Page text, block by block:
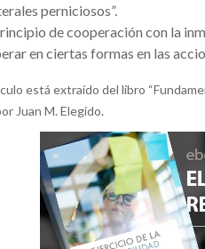
perniciosos”.
de cooperación con la
en ciertas formas en las
está extraído del libro
Juan M. Elegido.